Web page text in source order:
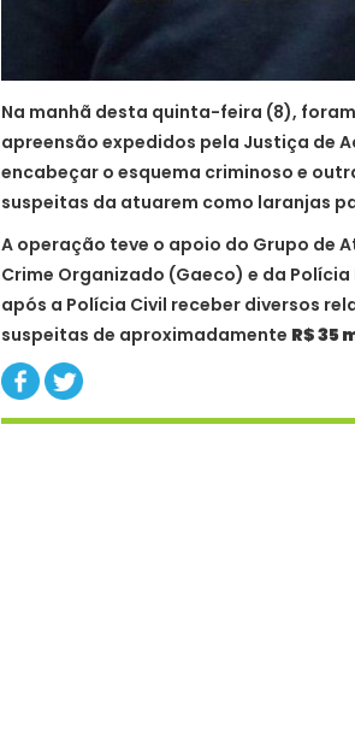
Na manhã desta quinta-feira (8),
apreensão expedidos pela Justiça de
encabeçar o esquema criminoso e
suspeitas da atuarem como laranjas
A operação teve o apoio do Grupo de
Crime Organizado (Gaeco) e da
após a Polícia Civil receber diversos
suspeitas de aproximadamente R$ 35